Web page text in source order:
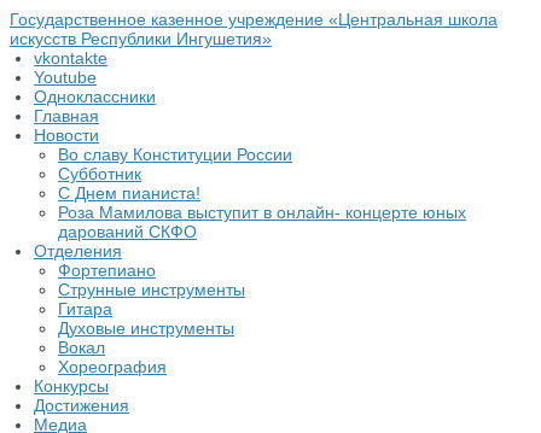
Государственное казенное учреждение «Центральная школа
искусств Республики Ингушетия»
vkontakte
Youtube
Одноклассники
Главная
Новости
Во славу Конституции России
Субботник
С Днем пианиста!
Роза Мамилова выступит в онлайн- концерте юных
дарований СКФО
Отделения
Фортепиано
Струнные инструменты
Гитара
Духовые инструменты
Вокал
Хореография
Конкурсы
Достижения
Медиа